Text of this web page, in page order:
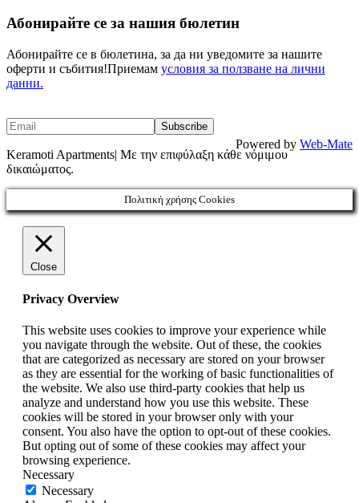
Абонирайте се за нашия бюлетин
Абонирайте се в бюлетина, за да ни уведомите за нашите
оферти и събития!Приемам условия за ползване на лични
данни.
Keramoti Apartments| Με την επιφύλαξη κάθε νόμιμου
δικαιώματος.
Powered by Web-Mate
Πολιτική χρήσης Cookies
Close
Privacy Overview
This website uses cookies to improve your experience while
you navigate through the website. Out of these, the cookies
that are categorized as necessary are stored on your browser
as they are essential for the working of basic functionalities of
the website. We also use third-party cookies that help us
analyze and understand how you use this website. These
cookies will be stored in your browser only with your
consent. You also have the option to opt-out of these cookies.
But opting out of some of these cookies may affect your
browsing experience.
Necessary
Necessary